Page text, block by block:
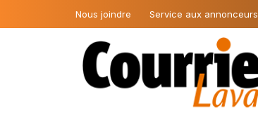
Nous joindre Service aux annonceurs